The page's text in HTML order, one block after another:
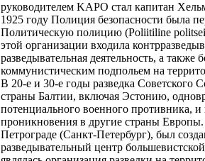
руководителем KAPO стал капитан
1925 году Полиция безопасности была
Политическую полицию (Poliitiline
этой организации входила
разведывательная деятельность, а
коммунистическим подпольем на
В 20-е и 30-е годы разведка Советского
страны Балтии, включая Эстонию,
потенциального военного противника, и
проникновения в другие страны
Петрограде (Санкт-Петербург), был
разведывательный центр